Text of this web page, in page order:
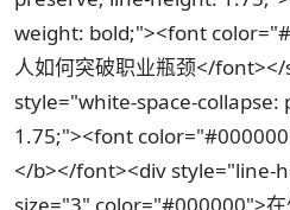
weight: bold;"><font
人如何突破职业瓶颈</
style="white-space-
1.75;"><font
</b></font><div style="line-